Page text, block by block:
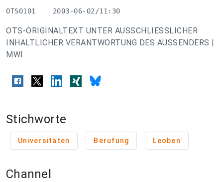
OTS0101    2003-06-02/11:30
OTS-ORIGINALTEXT UNTER AUSSCHLIESSLICHER
INHALTLICHER VERANTWORTUNG DES AUSSENDERS |
MWI
Stichworte
Universitäten Berufung Leoben
Channel